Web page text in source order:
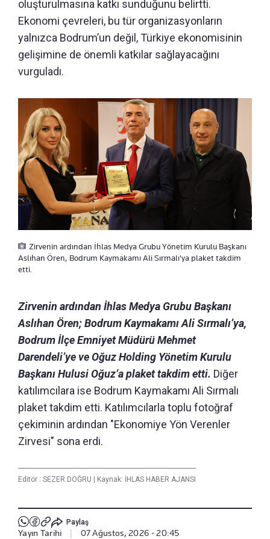
oluşturulmasına katkı sunduğunu belirtti.
Ekonomi çevreleri, bu tür organizasyonların
yalnızca Bodrum’un değil, Türkiye ekonomisinin
gelişimine de önemli katkılar sağlayacağını
vurguladı.
Zirvenin ardından İhlas Medya Grubu Yönetim Kurulu Başkanı
Aslıhan Ören, Bodrum Kaymakamı Ali Sırmalı'ya plaket takdim
etti.
Zirvenin ardından İhlas Medya Grubu Başkanı
Aslıhan Ören; Bodrum Kaymakamı Ali Sırmalı’ya,
Bodrum İlçe Emniyet Müdürü Mehmet
Darendeli’ye ve Oğuz Holding Yönetim Kurulu
Başkanı Hulusi Oğuz’a plaket takdim etti. Diğer
katılımcılara ise Bodrum Kaymakamı Ali Sırmalı
plaket takdim etti. Katılımcılarla toplu fotoğraf
çekiminin ardından "Ekonomiye Yön Verenler
Zirvesi" sona erdi.
Editör : SEZER DOĞRU | Kaynak: İHLAS HABER AJANSI
Paylaş
Yayın Tarihi | 07 Ağustos, 2026 - 20:45